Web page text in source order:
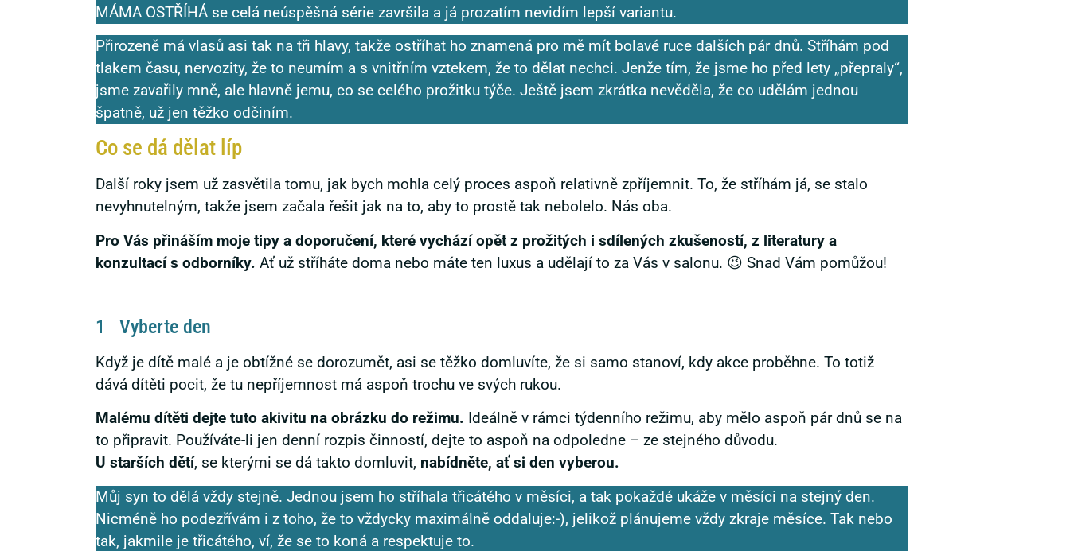
MÁMA OSTŘÍHÁ se celá neúspěšná série završila a já prozatím nevidím lepší variantu.
Přirozeně má vlasů asi tak na tři hlavy, takže ostříhat ho znamená pro mě mít bolavé ruce dalších pár dnů. Stříhám pod
tlakem času, nervozity, že to neumím a s vnitřním vztekem, že to dělat nechci. Jenže tím, že jsme ho před lety „přepraly“,
jsme zavařily mně, ale hlavně jemu, co se celého prožitku týče. Ještě jsem zkrátka nevěděla, že co udělám jednou
špatně, už jen těžko odčiním.
Co se dá dělat líp
Další roky jsem už zasvětila tomu, jak bych mohla celý proces aspoň relativně zpříjemnit. To, že stříhám já, se stalo
nevyhnutelným, takže jsem začala řešit jak na to, aby to prostě tak nebolelo. Nás oba.
Pro Vás přináším moje tipy a doporučení, které vychází opět z prožitých i sdílených zkušeností, z literatury a
konzultací s odborníky. Ať už stříháte doma nebo máte ten luxus a udělají to za Vás v salonu. 😉 Snad Vám pomůžou!
1 Vyberte den
Když je dítě malé a je obtížné se dorozumět, asi se těžko domluvíte, že si samo stanoví, kdy akce proběhne. To totiž
dává dítěti pocit, že tu nepříjemnost má aspoň trochu ve svých rukou.
Malému dítěti dejte tuto akivitu na obrázku do režimu. Ideálně v rámci týdenního režimu, aby mělo aspoň pár dnů se na
to připravit. Používáte-li jen denní rozpis činností, dejte to aspoň na odpoledne – ze stejného důvodu.
U starších dětí, se kterými se dá takto domluvit, nabídněte, ať si den vyberou.
Můj syn to dělá vždy stejně. Jednou jsem ho stříhala třicátého v měsíci, a tak pokaždé ukáže v měsíci na stejný den.
Nicméně ho podezřívám i z toho, že to vždycky maximálně oddaluje:-), jelikož plánujeme vždy zkraje měsíce. Tak nebo
tak, jakmile je třicátého, ví, že se to koná a respektuje to.